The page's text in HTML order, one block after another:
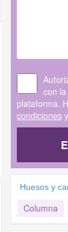
con
plataforma.
condiciones
Huesos y
Columna